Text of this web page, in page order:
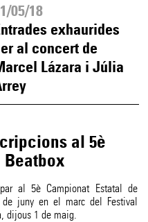
05/18
exhaurides
al concert de
Lázara i Júlia
al 5è
Beatbox
al 5è Campionat Estatal de
juny en el marc del Festival
dijous 1 de maig.